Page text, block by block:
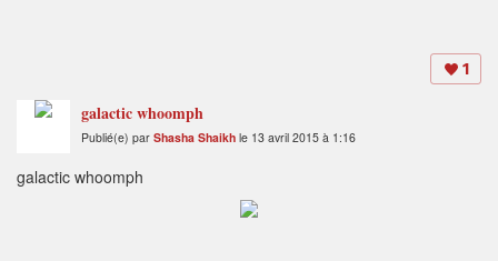
1
galactic whoomph
Publié(e) par Shasha Shaikh le 13 avril 2015 à 1:16
galactic whoomph